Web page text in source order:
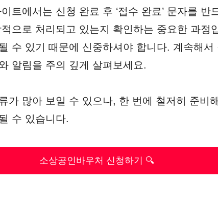
트에서는 신청 완료 후 ‘접수 완료’ 문자를 반
으로 처리되고 있는지 확인하는 중요한 과정
수 있기 때문에 신중하셔야 합니다. 계속해서
알림을 주의 깊게 살펴보세요.
가 많아 보일 수 있으나, 한 번에 철저히 준비
수 있습니다.
소상공인바우처 신청하기 🔍